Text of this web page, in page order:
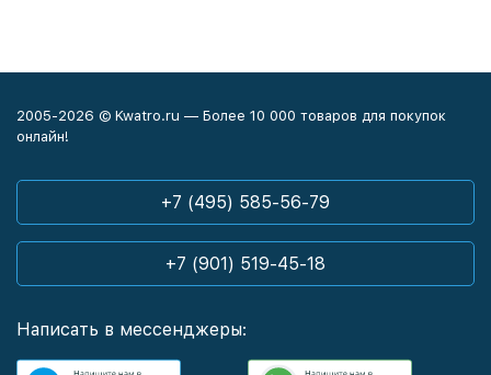
2005-2026 © Kwatro.ru — Более 10 000 товаров для покупок
онлайн!
+7 (495) 585-56-79
+7 (901) 519-45-18
Написать в мессенджеры: